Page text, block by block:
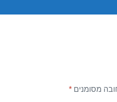
מסומנים*